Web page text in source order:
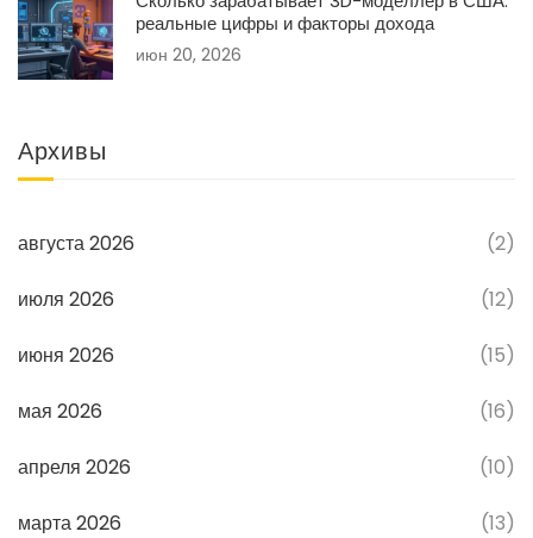
реальные цифры и факторы дохода
июн 20, 2026
Архивы
августа 2026 (2)
июля 2026 (12)
июня 2026 (15)
мая 2026 (16)
апреля 2026 (10)
марта 2026 (13)